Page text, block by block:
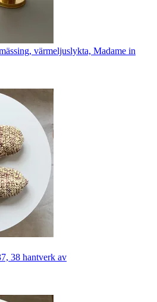
värmeljuslykta, Madame in
38 hantverk av